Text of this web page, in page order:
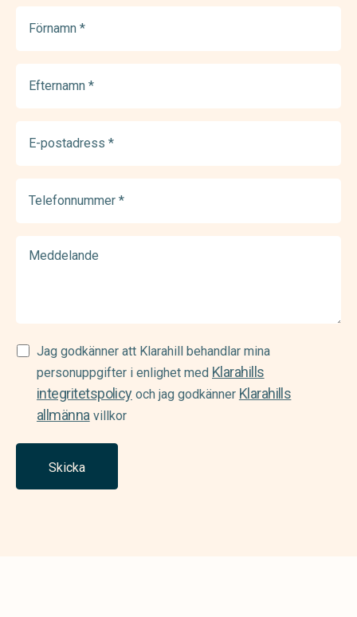
(Required)
(Required)
postadress
(Required)
Samtycke
(Required)
Jag godkänner att Klarahill behandlar mina
personuppgifter i enlighet med Klarahills
integritetspolicyoch jag godkänner Klarahills
allmännavillkor
Skicka